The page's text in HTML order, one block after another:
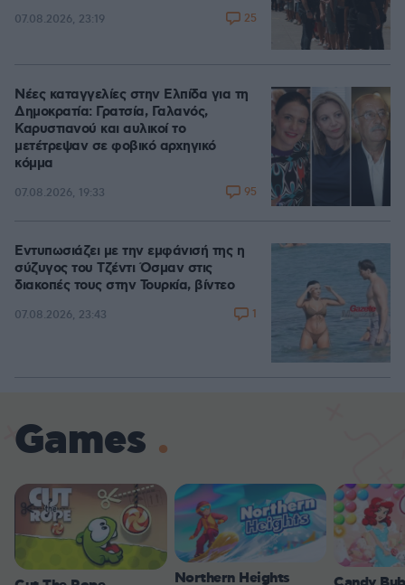
07.08.2026, 23:19 25
Νέες καταγγελίες στην Ελπίδα για τη
Δημοκρατία: Γρατσία, Γαλανός,
Καρυστιανού και αυλικοί το
μετέτρεψαν σε φοβικό αρχηγικό
κόμμα
07.08.2026, 19:33 95
Εντυπωσιάζει με την εμφάνισή της η
σύζυγος του Τζέντι Όσμαν στις
διακοπές τους στην Τουρκία, βίντεο
07.08.2026, 23:43 1
Games
Northern Heights